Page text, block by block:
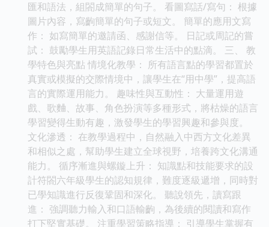
匯和語法，組閤成簡單的句子。 看圖寫話/寫句： 根據
圖片內容，寫齣簡單的句子或短文。 簡單的應用文寫
作： 如寫簡單的邀請函、感謝信等。 日記或周記的嘗
試： 鼓勵學生用英語記錄日常生活中的點滴。 三、 教
學特色與亮點 情境化教學： 所有語言點的學習都置於
真實或模擬的交際情境中，讓學生在“用中學”，提高語
言的實際運用能力。 趣味性與互動性： 大量運用遊
戲、歌麯、故事、角色扮演等多種形式，將枯燥的語言
學習變得生動有趣，激發學生的學習興趣和參與度。
文化滲透： 在教學過程中，自然融入中西方文化差異
和相似之處，幫助學生建立全球視野，培養跨文化溝通
能力。 循序漸進與螺鏇上升： 知識點和技能要求的設
計符閤六年級學生的認知規律，難度逐級遞增，同時對
已學知識進行反復鞏固和深化。 聽說領先，讀寫跟
進： 強調聽力輸入和口語輸齣，為後續的閱讀和寫作
打下堅實基礎。 注重學習策略指導： 引導學生掌握有